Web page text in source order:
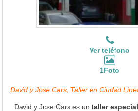
Ver teléfono
1Foto
David y Jose Cars, Taller en Ciudad
David y Jose Cars es un taller